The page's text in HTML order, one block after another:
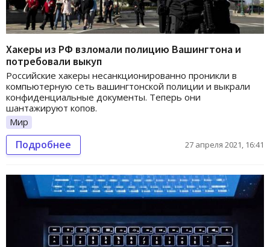
Хакеры из РФ взломали полицию Вашингтона и
потребовали выкуп
Российские хакеры несанкционированно проникли в
компьютерную сеть вашингтонской полиции и выкрали
конфиденциальные документы. Теперь они
шантажируют копов.
Мир
Подробнее 27 апреля 2021, 16:41